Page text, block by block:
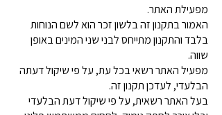
מפעילת האתר.
האמור בתקנון זה בלשון זכר הוא לשם הנוחות
בלבד והתקנון מתייחס לבני שני המינים באופן
שווה.
מפעיל האתר רשאי בכל עת, על פי שיקול דעתה
הבלעדי, לעדכן תקנון זה.
בעל האתר רשאית, על פי שיקול דעת הבלעדי